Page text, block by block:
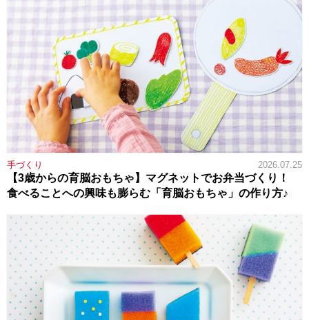
手づくり 2026.07.25
【3歳からの育脳おもちゃ】マグネットでお弁当づくり！
食べることへの興味も膨らむ「育脳おもちゃ」の作り方♪